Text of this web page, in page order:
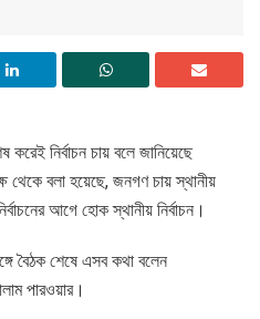
নির্বাচন চায় বলে জানিয়েছে
থেকে বলা হয়েছে, জনগণ চায় স্থানীয়
আগে হোক স্থানীয় নির্বাচন।
বৈঠক শেষে এসব কথা বলেন
পারওয়ার।